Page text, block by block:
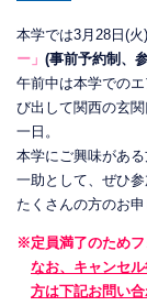
本学では3月28日(
ー」 (事前予約制、
午前中は本学での
び出して関西の玄
一日。
本学にご興味があ
一助として、ぜひ参
たくさんの方のお
※定員満了のためフ
なお、キャンセ
方は下記お問い